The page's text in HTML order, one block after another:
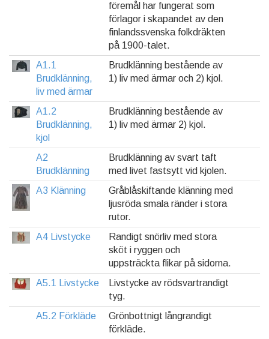
föremål har fungerat som
förlagor i skapandet av den
finlandssvenska folkdräkten
på 1900-talet.
A1.1
Brudklänning,
liv med ärmar
Brudklänning bestående av
1) liv med ärmar och 2) kjol.
A1.2
Brudklänning,
kjol
Brudklänning bestående av
1) liv med ärmar 2) kjol.
A2
Brudklänning
Brudklänning av svart taft
med livet fastsytt vid kjolen.
A3 Klänning
Gråblåskiftande klänning med
ljusröda smala ränder i stora
rutor.
A4 Livstycke
Randigt snörliv med stora
sköt i ryggen och
uppsträckta flikar på sidorna.
A5.1 Livstycke
Livstycke av rödsvartrandigt
tyg.
A5.2 Förkläde
Grönbottnigt långrandigt
förkläde.